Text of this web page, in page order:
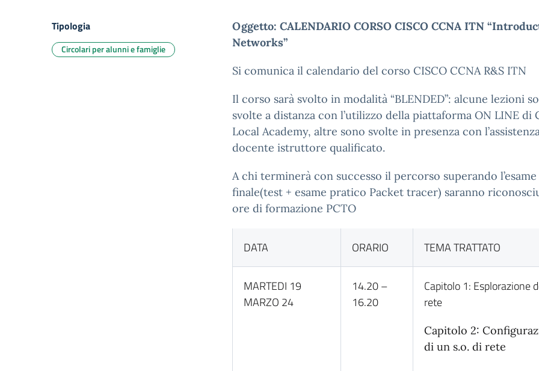
Oggetto: CALENDARIO CORSO CISCO CCNA ITN
Networks”
Si comunica il calendario del corso CISCO CCNA R&S ITN
Il corso sarà svolto in modalità “BLENDED”: alcune lezioni
svolte a distanza con l’utilizzo della piattaforma ON LINE di
Local Academy, altre sono svolte in presenza con
docente istruttore qualificato.
A chi terminerà con successo il percorso superando l’esame
finale(test + esame pratico Packet tracer) saranno
ore di formazione PCTO
DATA ORARIO TEMA TRATTATO
MARTEDI 19
MARZO 24
14.20 –
16.20
Capitolo 1: Esplorazione
rete
Capitolo 2:
di un s.o. di rete
Tipologia
Circolari per alunni e famiglie